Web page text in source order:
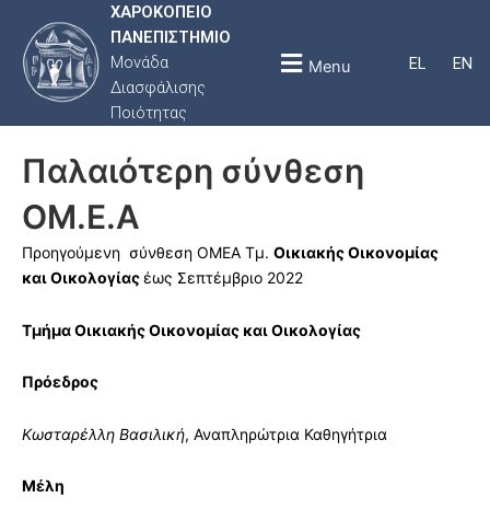
ΧΑΡΟΚΟΠΕΙΟ
ΠΑΝΕΠΙΣΤΗΜΙΟ
Μονάδα
Διασφάλισης
Ποιότητας
EL EN
Menu
Παλαιότερη σύνθεση
ΟΜ.Ε.Α
Προηγούμενη σύνθεση ΟΜΕΑ Τμ. Οικιακής Οικονομίας
και Οικολογίαςέως Σεπτέμβριο 2022
Τμήμα Οικιακής Οικονομίας και Οικολογίας
Πρόεδρος
Κωσταρέλλη Βασιλική, Αναπληρώτρια Καθηγήτρια
Μέλη